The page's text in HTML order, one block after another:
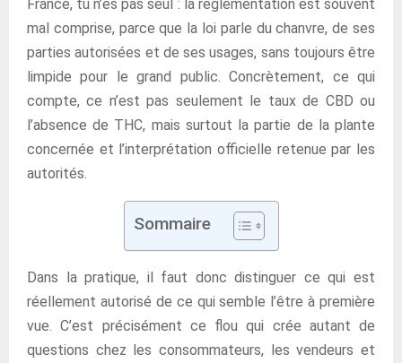
France, tu n’es pas seul : la réglementation est souvent
mal comprise, parce que la loi parle du chanvre, de ses
parties autorisées et de ses usages, sans toujours être
limpide pour le grand public. Concrètement, ce qui
compte, ce n’est pas seulement le taux de CBD ou
l’absence de THC, mais surtout la partie de la plante
concernée et l’interprétation officielle retenue par les
autorités.
Sommaire
Dans la pratique, il faut donc distinguer ce qui est
réellement autorisé de ce qui semble l’être à première
vue. C’est précisément ce flou qui crée autant de
questions chez les consommateurs, les vendeurs et